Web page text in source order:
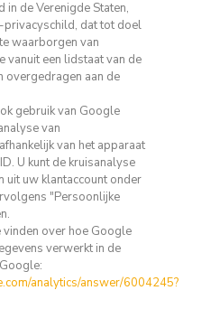
in de Verenigde Staten,
privacyschild, dat tot doel
waarborgen van
vanuit een lidstaat van de
overgedragen aan de
gebruik van Google
van
van het apparaat
U kunt de kruisanalyse
uit uw klantaccount onder
"Persoonlijke
vinden over hoe Google
verwerkt in de
analytics/answer/6004245?